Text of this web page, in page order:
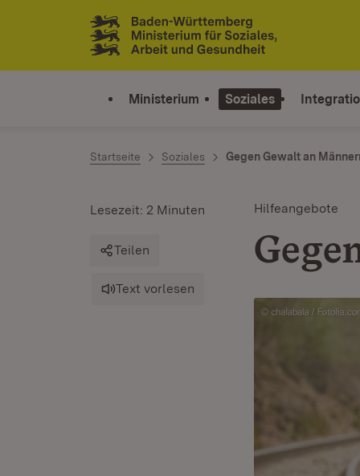
Zum Inhalt springen
Link zur Startseite
Ministerium Soziales
Startseite Soziales Gegen Gewalt an
Hilfeangebote
Lesezeit: 2 Minuten
Teilen
Text vorlesen